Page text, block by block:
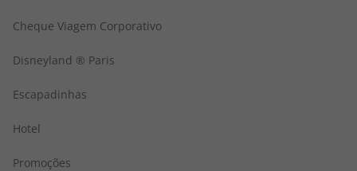
Cheque Viagem Corporativo
Disneyland ® Paris
Escapadinhas
Hotel
Promoções